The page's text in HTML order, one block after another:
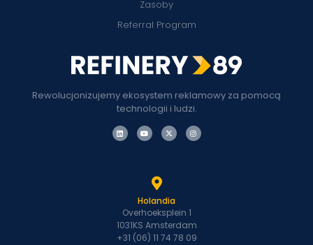
Rewolucjonizujemy ekosystem reklamowy za pomocą
technologii i ludzi.
Zasoby
Referral Program
Holandia
Overhoeksplein 1
1031KS Amsterdam
+31 (06) 11 74 78 09